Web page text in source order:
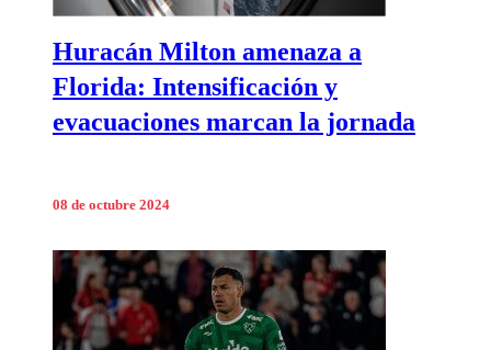
Huracán Milton amenaza a
Florida: Intensificación y
evacuaciones marcan la jornada
08 de octubre 2024